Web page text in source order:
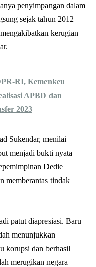
penyimpangan dalam
sejak tahun 2012
kerugian
RI, Kemenkeu
APBD dan
2023
Sukendar, menilai
menjadi bukti nyata
Dedie
memberantas tindak
patut diapresiasi. Baru
menunjukkan
korupsi dan berhasil
merugikan negara